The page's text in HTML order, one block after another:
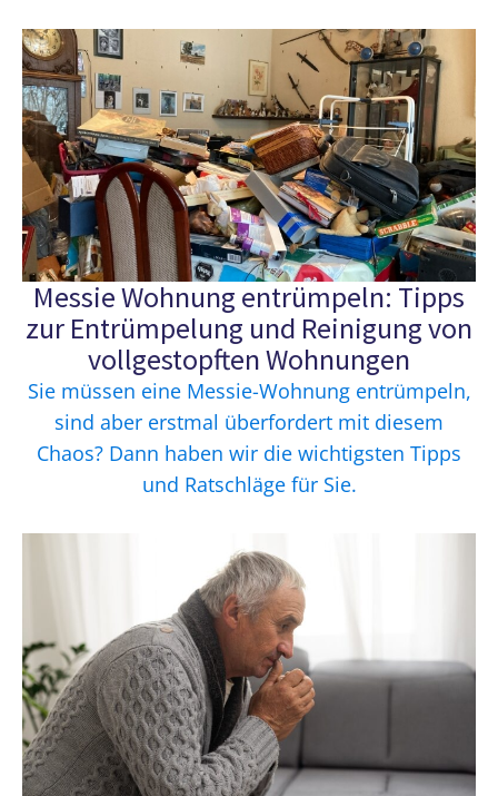
Messie Wohnung entrümpeln: Tipps
zur Entrümpelung und Reinigung von
vollgestopften Wohnungen
Sie müssen eine Messie-Wohnung entrümpeln,
sind aber erstmal überfordert mit diesem
Chaos? Dann haben wir die wichtigsten Tipps
und Ratschläge für Sie.